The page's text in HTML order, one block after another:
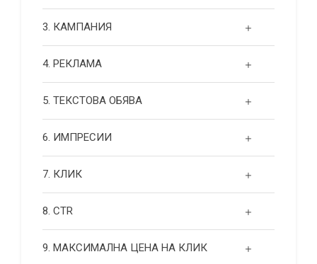
3. КАМПАНИЯ
4. РЕКЛАМА
5. ТЕКСТОВА ОБЯВА
6. ИМПРЕСИИ
7. КЛИК
8. CTR
9. МАКСИМАЛНА ЦЕНА НА КЛИК